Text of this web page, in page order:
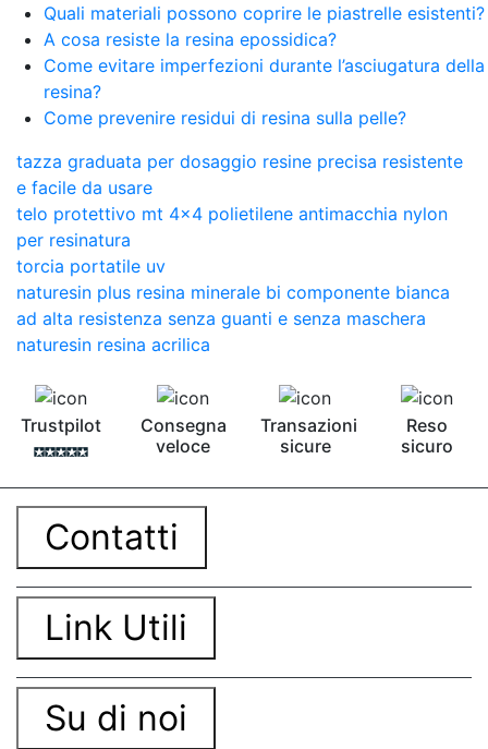
Quali materiali possono coprire le piastrelle esistenti?
A cosa resiste la resina epossidica?
Come evitare imperfezioni durante l’asciugatura della
resina?
Come prevenire residui di resina sulla pelle?
tazza graduata per dosaggio resine precisa resistente
e facile da usare
telo protettivo mt 4x4 polietilene antimacchia nylon
per resinatura
torcia portatile uv
naturesin plus resina minerale bi componente bianca
ad alta resistenza senza guanti e senza maschera
naturesin resina acrilica
Trustpilot
Consegna
veloce
Transazioni
sicure
Reso
sicuro
Contatti
Link Utili
Su di noi